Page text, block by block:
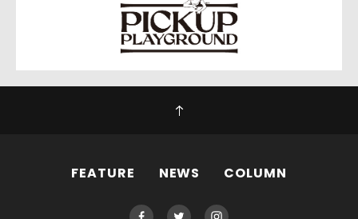
FEATURE NEWS COLUMN